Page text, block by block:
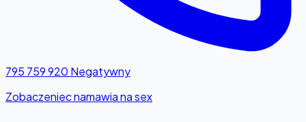
795 759 920 Negatywny
Zobaczeniec namawia na sex